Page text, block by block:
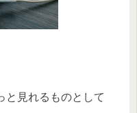
と見れるものとして